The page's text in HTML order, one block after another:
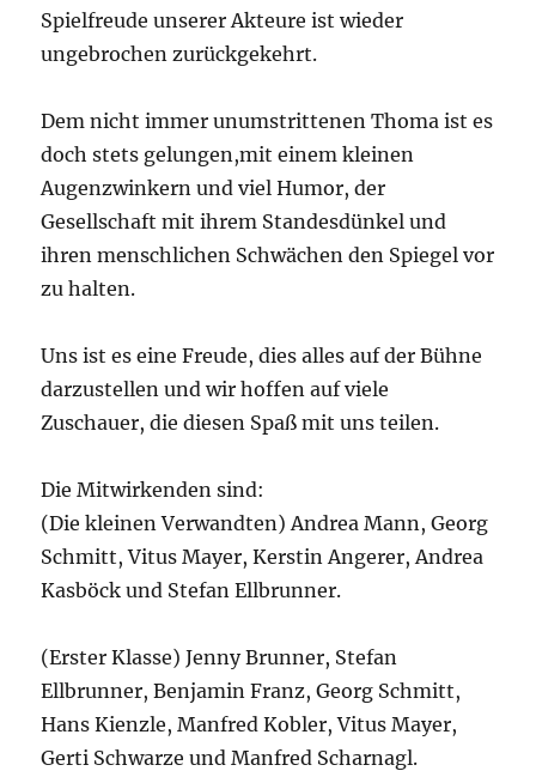
Spielfreude unserer Akteure ist wieder
ungebrochen zurückgekehrt.
Dem nicht immer unumstrittenen Thoma ist es
doch stets gelungen,mit einem kleinen
Augenzwinkern und viel Humor, der
Gesellschaft mit ihrem Standesdünkel und
ihren menschlichen Schwächen den Spiegel vor
zu halten.
Uns ist es eine Freude, dies alles auf der Bühne
darzustellen und wir hoffen auf viele
Zuschauer, die diesen Spaß mit uns teilen.
Die Mitwirkenden sind:
(Die kleinen Verwandten) Andrea Mann, Georg
Schmitt, Vitus Mayer, Kerstin Angerer, Andrea
Kasböck und Stefan Ellbrunner.
(Erster Klasse) Jenny Brunner, Stefan
Ellbrunner, Benjamin Franz, Georg Schmitt,
Hans Kienzle, Manfred Kobler, Vitus Mayer,
Gerti Schwarze und Manfred Scharnagl.